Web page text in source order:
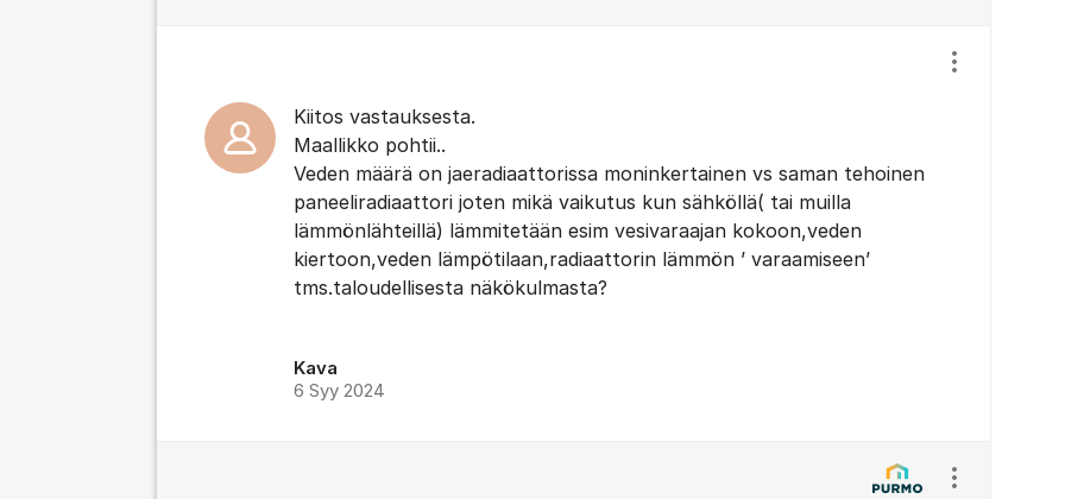
Kiitos vastauksesta.
Maallikko pohtii..
Veden määrä on jaeradiaattorissa moninkertainen vs saman tehoinen
paneeliradiaattori joten mikä vaikutus kun sähköllä( tai muilla
lämmönlähteillä) lämmitetään esim vesivaraajan kokoon,veden
kiertoon,veden lämpötilaan,radiaattorin lämmön ’ varaamiseen’
tms.taloudellisesta näkökulmasta?
Kava
6 Syy 2024
Näytä/piilota
Näytä/piilota